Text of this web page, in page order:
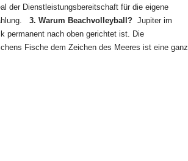
der Dienstleistungsbereitschaft für die eigene
3. Warum Beachvolleyball? Jupiter im
permanent nach oben gerichtet ist. Die
Fische dem Zeichen des Meeres ist eine ganz